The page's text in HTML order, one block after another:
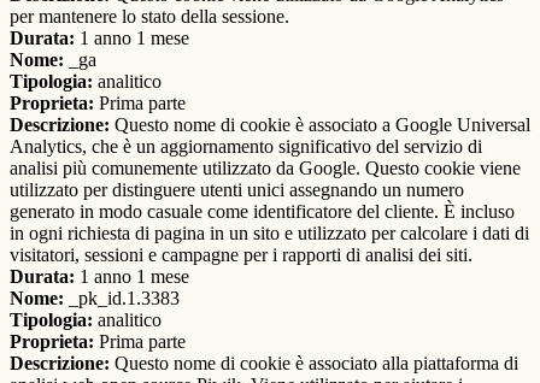
per mantenere lo stato della sessione.
Durata: 1 anno 1 mese
Nome: _ga
Tipologia: analitico
Proprieta: Prima parte
Descrizione: Questo nome di cookie è associato a Google Universal
Analytics, che è un aggiornamento significativo del servizio di
analisi più comunemente utilizzato da Google. Questo cookie viene
utilizzato per distinguere utenti unici assegnando un numero
generato in modo casuale come identificatore del cliente. È incluso
in ogni richiesta di pagina in un sito e utilizzato per calcolare i dati di
visitatori, sessioni e campagne per i rapporti di analisi dei siti.
Durata: 1 anno 1 mese
Nome: _pk_id.1.3383
Tipologia: analitico
Proprieta: Prima parte
Descrizione: Questo nome di cookie è associato alla piattaforma di